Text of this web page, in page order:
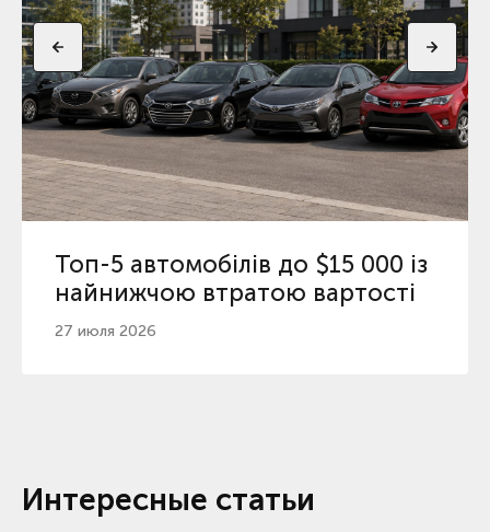
Топ-5 автомобілів до $15 000 із
найнижчою втратою вартості
27 июля 2026
Интересные статьи